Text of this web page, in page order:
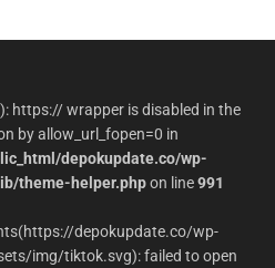
https:// wrapper is disabled in the
by allow_url_fopen=0 in
depokupdate.co/wp-
theme-helper.phpon line991
depokupdate.co/wp-
img/tiktok.svg): failed to open